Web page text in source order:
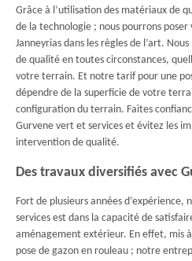
Grâce à l’utilisation des matériaux de
de la technologie ; nous pourrons
Janneyrias dans les règles de l’art.
de qualité en toutes circonstances,
votre terrain. Et notre tarif pour une
dépendre de la superficie de votre
configuration du terrain. Faites
Gurvene vert et services et évitez les
intervention de qualité.
Des travaux diversifiés avec
Fort de plusieurs années
services est dans la capacité de
aménagement extérieur. En effet, mis
pose de gazon en rouleau ; notre